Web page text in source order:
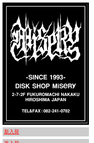
新入荷